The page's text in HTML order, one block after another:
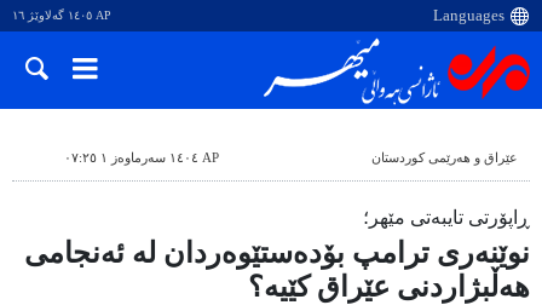
AP ١٤٠٥ گەلاوێژ ١٦
عێراق و هەرێمی کوردستان AP ١٤٠٤ سەرماوەز ١ ٠٧:٢٥
ڕاپۆرتی تایبەتی مێهر؛
نوێنەری ترامپ بۆدەستێوەردان لە ئەنجامی
هەڵبژاردنی عێراق کێیە؟